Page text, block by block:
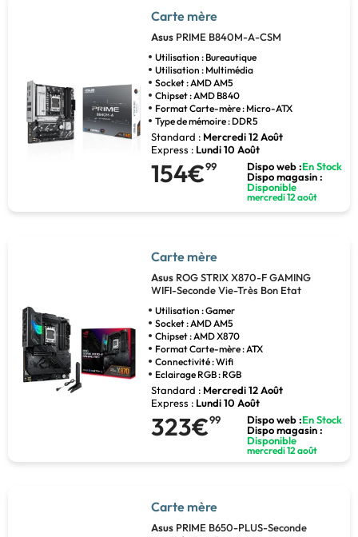
Carte mère
Asus PRIME B840M-A-CSM
Utilisation : Bureautique
Utilisation : Multimédia
Socket : AMD AM5
Chipset : AMD B840
Format Carte-mère : Micro-ATX
Type de mémoire : DDR5
Standard : Mercredi 12 Août
Express : Lundi 10 Août
154€99 Dispo web :En Stock
Dispo magasin :
Disponible
mercredi 12 août
Carte mère
Asus ROG STRIX X870-F GAMING
WIFI-Seconde Vie-Très Bon Etat
Utilisation : Gamer
Socket : AMD AM5
Chipset : AMD X870
Format Carte-mère : ATX
Connectivité : Wifi
Eclairage RGB : RGB
Standard : Mercredi 12 Août
Express : Lundi 10 Août
323€99 Dispo web :En Stock
Dispo magasin :
Disponible
mercredi 12 août
Carte mère
Asus PRIME B650-PLUS-Seconde